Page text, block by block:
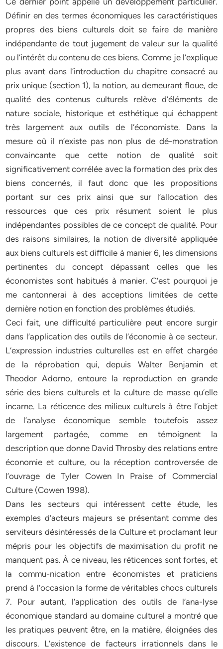
Définir en des termes économiques les caractéristiques
propres des biens culturels doit se faire de manière
indépendante de tout jugement de valeur sur la qualité
ou l’intérêt du contenu de ces biens. Comme je l’explique
plus avant dans l’introduction du chapitre consacré au
prix unique (section 1), la notion, au demeurant floue, de
qualité des contenus culturels relève d’éléments de
nature sociale, historique et esthétique qui échappent
très largement aux outils de l’économiste. Dans la
mesure où il n’existe pas non plus de dé-monstration
convaincante que cette notion de qualité soit
significativement corrélée avec la formation des prix des
biens concernés, il faut donc que les propositions
portant sur ces prix ainsi que sur l’allocation des
ressources que ces prix résument soient le plus
indépendantes possibles de ce concept de qualité. Pour
des raisons similaires, la notion de diversité appliquée
aux biens culturels est diﬃcile à manier 6, les dimensions
pertinentes du concept dépassant celles que les
économistes sont habitués à manier. C’est pourquoi je
me cantonnerai à des acceptions limitées de cette
dernière notion en fonction des problèmes étudiés.
Ceci fait, une diﬃculté particulière peut encore surgir
dans l’application des outils de l’économie à ce secteur.
L’expression industries culturelles est en eﬀet chargée
de la réprobation qui, depuis Walter Benjamin et
Theodor Adorno, entoure la reproduction en grande
série des biens culturels et la culture de masse qu’elle
incarne. La réticence des milieux culturels à être l’objet
de l’analyse économique semble toutefois assez
largement partagée, comme en témoignent la
description que donne David Throsby des relations entre
économie et culture, ou la réception controversée de
l’ouvrage de Tyler Cowen In Praise of Commercial
Culture (Cowen 1998).
Dans les secteurs qui intéressent cette étude, les
exemples d’acteurs majeurs se présentant comme des
serviteurs désintéressés de la Culture et proclamant leur
mépris pour les objectifs de maximisation du profit ne
manquent pas. À ce niveau, les réticences sont fortes, et
la commu-nication entre économistes et praticiens
prend à l’occasion la forme de véritables chocs culturels
7. Pour autant, l’application des outils de l’ana-lyse
économique standard au domaine culturel a montré que
les pratiques peuvent être, en la matière, éloignées des
discours. L’existence de facteurs irrationnels dans le